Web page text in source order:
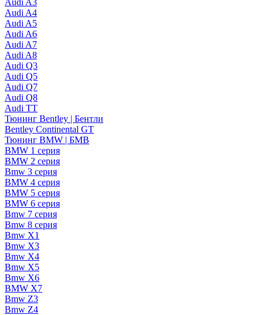
Audi A3
Audi A4
Audi A5
Audi A6
Audi A7
Audi A8
Audi Q3
Audi Q5
Audi Q7
Audi Q8
Audi TT
Тюнинг Bentley | Бентли
Bentley Continental GT
Тюнинг BMW | БМВ
BMW 1 серия
BMW 2 серия
Bmw 3 серия
BMW 4 серия
BMW 5 серия
BMW 6 серия
Bmw 7 серия
Bmw 8 серия
Bmw X1
Bmw X3
Bmw X4
Bmw X5
Bmw X6
BMW X7
Bmw Z3
Bmw Z4